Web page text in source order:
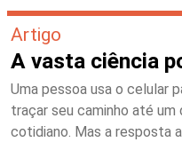
Artigo
A vasta ciência
Uma pessoa usa o celular
traçar seu caminho até
cotidiano. Mas a resposta